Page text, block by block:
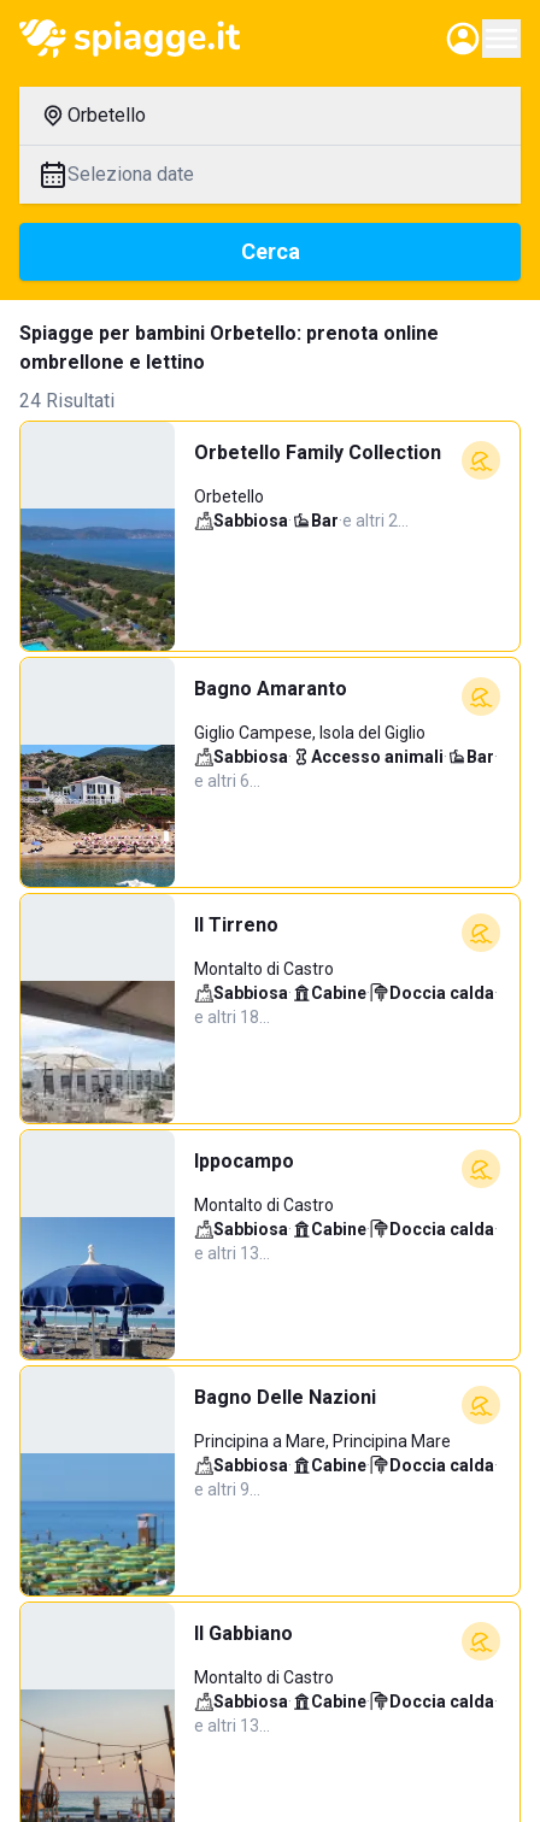
Orbetello
Seleziona date
Cerca
Spiagge per bambini Orbetello: prenota online
ombrellone e lettino
24 Risultati
Orbetello Family Collection
Orbetello
Sabbiosa· Bar·e altri 2…
Bagno Amaranto
Giglio Campese, Isola del Giglio
Sabbiosa· Accesso animali· Bar·
e altri 6…
Il Tirreno
Montalto di Castro
Sabbiosa· Cabine· Doccia calda·
e altri 18…
Ippocampo
Montalto di Castro
Sabbiosa· Cabine· Doccia calda·
e altri 13…
Bagno Delle Nazioni
Principina a Mare, Principina Mare
Sabbiosa· Cabine· Doccia calda·
e altri 9…
Il Gabbiano
Montalto di Castro
Sabbiosa· Cabine· Doccia calda·
e altri 13…